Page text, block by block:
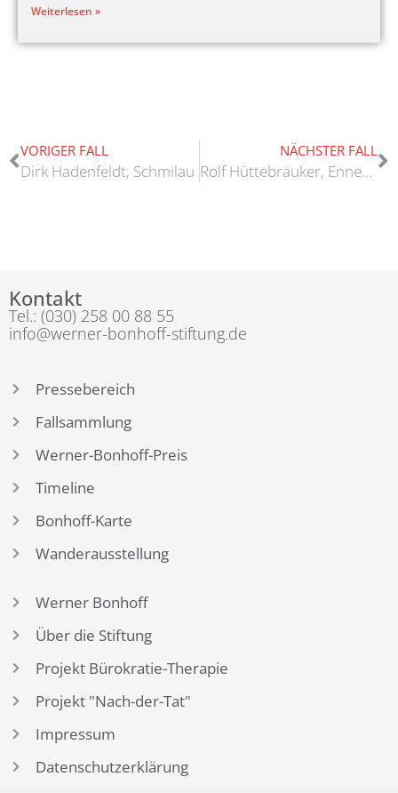
Weiterlesen »
VORIGER FALL
Dirk Hadenfeldt, Schmilau
NÄCHSTER FALL
Rolf Hüttebräuker, Ennepetal
Kontakt
Tel.: (030) 258 00 88 55
info@werner-bonhoff-stiftung.de
Pressebereich
Fallsammlung
Werner-Bonhoff-Preis
Timeline
Bonhoff-Karte
Wanderausstellung
Werner Bonhoff
Über die Stiftung
Projekt Bürokratie-Therapie
Projekt "Nach-der-Tat"
Impressum
Datenschutzerklärung